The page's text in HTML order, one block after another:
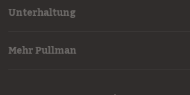
Unterhaltung
Mehr Pullman